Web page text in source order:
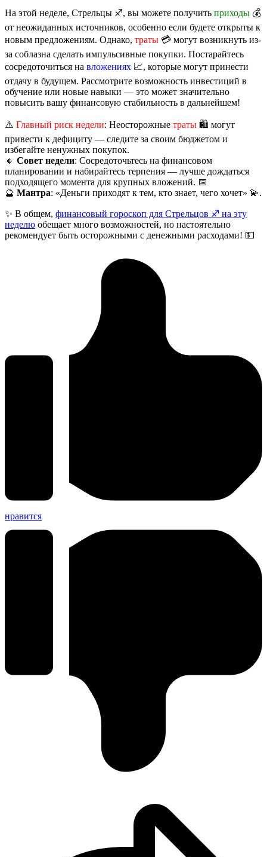
На этой неделе, Стрельцы ♐️, вы можете получить приходы 💰
от неожиданных источников, особенно если будете открыты к
новым предложениям. Однако, траты 💳 могут возникнуть из-
за соблазна сделать импульсивные покупки. Постарайтесь
сосредоточиться на вложениях 📈, которые могут принести
отдачу в будущем. Рассмотрите возможность инвестиций в
обучение или новые навыки — это может значительно
повысить вашу финансовую стабильность в дальнейшем!
⚠️ Главный риск недели: Неосторожные траты 🛍️ могут
привести к дефициту — следите за своим бюджетом и
избегайте ненужных покупок.
🔸 Совет недели: Сосредоточьтесь на финансовом
планировании и набирайтесь терпения — лучше дождаться
подходящего момента для крупных вложений. 📅
🔮 Мантра: «Деньги приходят к тем, кто знает, чего хочет» 💫.
✨ В общем, финансовый гороскоп для Стрельцов ♐️ на эту
неделю обещает много возможностей, но настоятельно
рекомендует быть осторожными с денежными расходами! 💵
нравится